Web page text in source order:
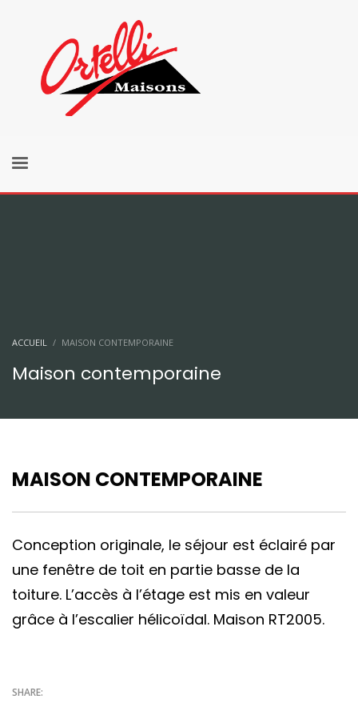
ACCUEIL MAISON CONTEMPORAINE
Maison contemporaine
MAISON CONTEMPORAINE
Conception originale, le séjour est éclairé par
une fenêtre de toit en partie basse de la
toiture. L’accès à l’étage est mis en valeur
grâce à l’escalier hélicoïdal. Maison RT2005.